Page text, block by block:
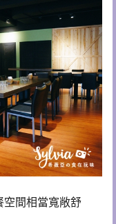
空間相當寬敞舒